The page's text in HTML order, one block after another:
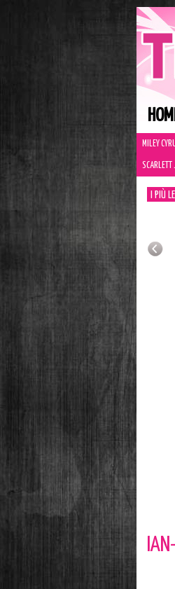
MILEY
I PIÙ